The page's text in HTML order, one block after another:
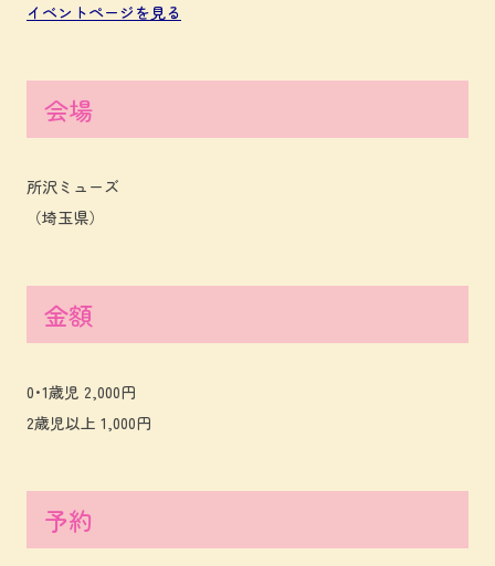
イベントページを見る
会場
所沢ミューズ
（埼玉県）
金額
0･1歳児 2,000円
2歳児以上 1,000円
予約